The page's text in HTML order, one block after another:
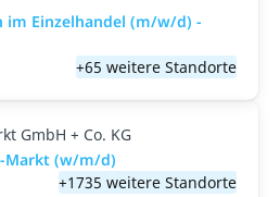
im Einzelhandel (m/w/d) -
+65 weitere Standorte
GmbH + Co. KG
Markt (w/m/d)
+1735 weitere Standorte